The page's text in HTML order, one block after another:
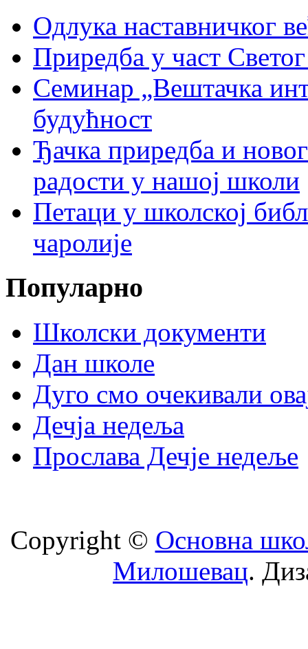
Oдлука наставничког
Приредба у част
Семинар „Вештачка
будућност
Ђачка приредба и
радости у нашој школи
Петаци у школској
чаролије
Популарно
Школски документи
Дан школе
Дуго смо очекивали
Дечја недеља
Прослава Дечје недеље
Copyright © Oсновна
Милошевац.